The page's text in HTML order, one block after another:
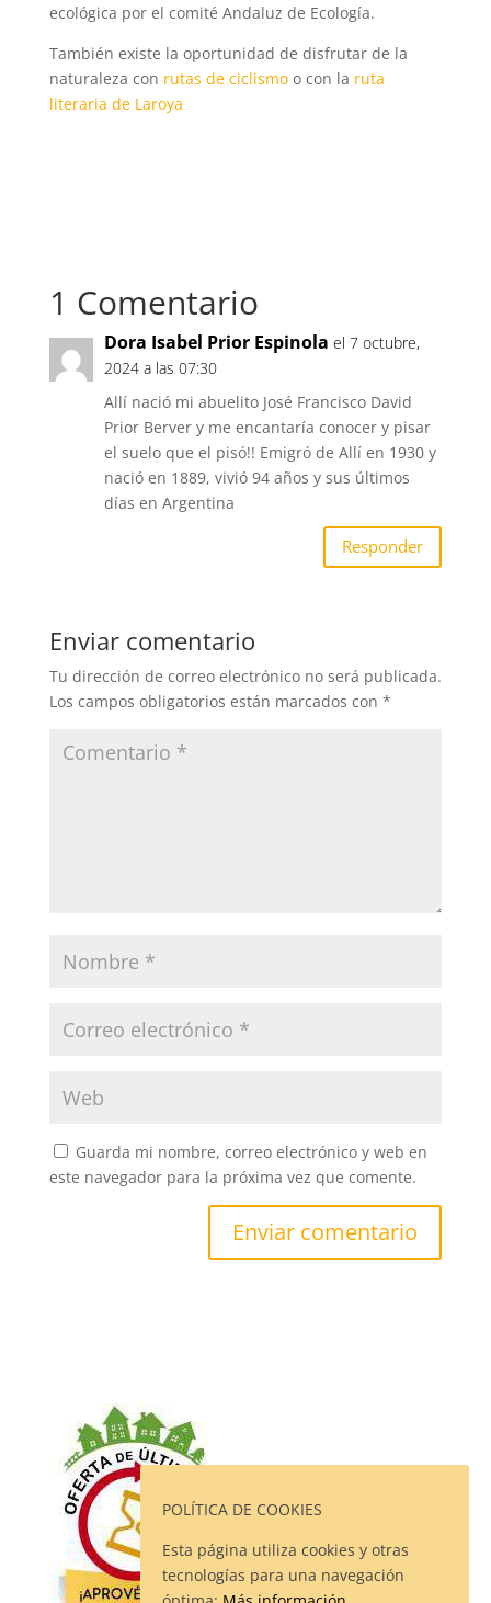
ecológica por el comité Andaluz de Ecología.
También existe la oportunidad de disfrutar de la
naturaleza con rutas de ciclismoo con la ruta
literaria de Laroya
1 Comentario
Dora Isabel Prior Espinola el 7 octubre,
2024 a las 07:30
Allí nació mi abuelito José Francisco David
Prior Berver y me encantaría conocer y pisar
el suelo que el pisó!! Emigró de Allí en 1930 y
nació en 1889, vivió 94 años y sus últimos
días en Argentina
Responder
Enviar comentario
Tu dirección de correo electrónico no será publicada.
Los campos obligatorios están marcados con *
Guarda mi nombre, correo electrónico y web en
este navegador para la próxima vez que comente.
POLÍTICA DE COOKIES
Esta página utiliza cookies y otras
tecnologías para una navegación